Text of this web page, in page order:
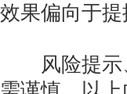
效果偏向于
风险提示、